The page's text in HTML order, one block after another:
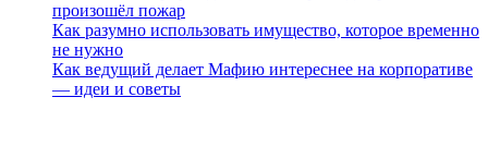
произошёл пожар
Как разумно использовать имущество, которое временно
не нужно
Как ведущий делает Мафию интереснее на корпоративе
— идеи и советы